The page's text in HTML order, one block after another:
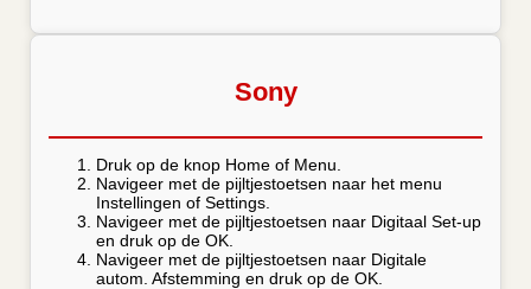
Sony
Druk op de knop Home of Menu.
Navigeer met de pijltjestoetsen naar het menu
Instellingen of Settings.
Navigeer met de pijltjestoetsen naar Digitaal Set-up
en druk op de OK.
Navigeer met de pijltjestoetsen naar Digitale
autom. Afstemming en druk op de OK.